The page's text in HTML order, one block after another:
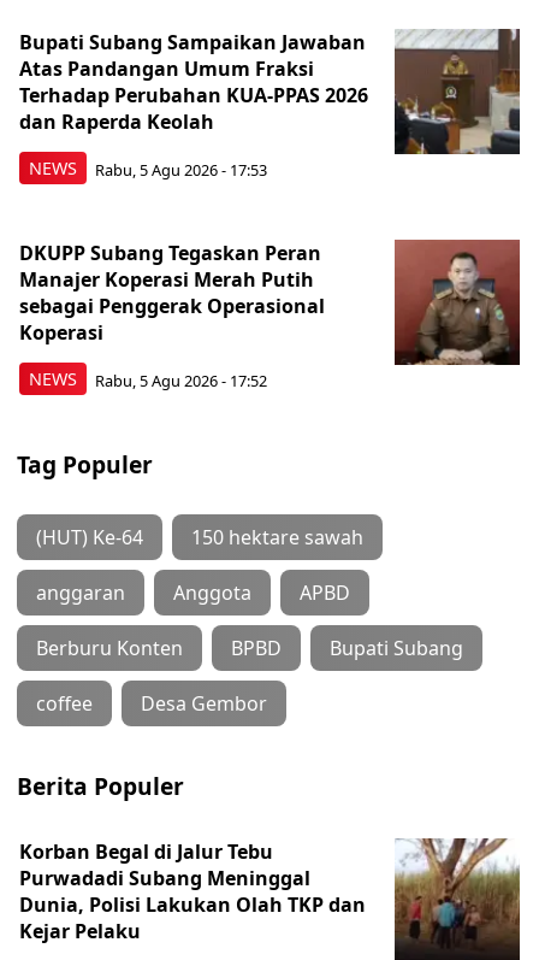
NEWS
Bupati Subang Sampaikan Jawaban
Atas Pandangan Umum Fraksi
Terhadap Perubahan KUA-PPAS 2026
dan Raperda Keolah
Rabu, 5 Agu 2026 - 17:53
NEWS
DKUPP Subang Tegaskan Peran
Manajer Koperasi Merah Putih
sebagai Penggerak Operasional
Koperasi
Rabu, 5 Agu 2026 - 17:52
Tag Populer
(HUT) Ke-64 150 hektare sawah
anggaran Anggota APBD
Berburu Konten BPBD Bupati Subang
coffee Desa Gembor
Berita Populer
Korban Begal di Jalur Tebu
Purwadadi Subang Meninggal
Dunia, Polisi Lakukan Olah TKP dan
Kejar Pelaku